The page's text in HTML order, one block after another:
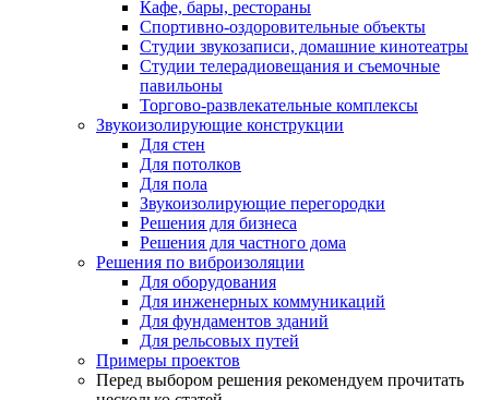
Кафе, бары, рестораны
Спортивно-оздоровительные объекты
Студии звукозаписи, домашние кинотеатры
Студии телерадиовещания и съемочные
павильоны
Торгово-развлекательные комплексы
Звукоизолирующие конструкции
Для стен
Для потолков
Для пола
Звукоизолирующие перегородки
Решения для бизнеса
Решения для частного дома
Решения по виброизоляции
Для оборудования
Для инженерных коммуникаций
Для фундаментов зданий
Для рельсовых путей
Примеры проектов
Перед выбором решения рекомендуем прочитать